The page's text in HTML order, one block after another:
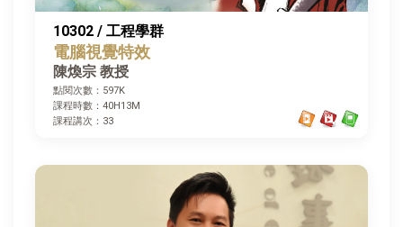
10302 / 工程學群
電腦視覺特效
陳煥宗 教授
點閱次數：597K
課程時數：40H13M
課程講次：33